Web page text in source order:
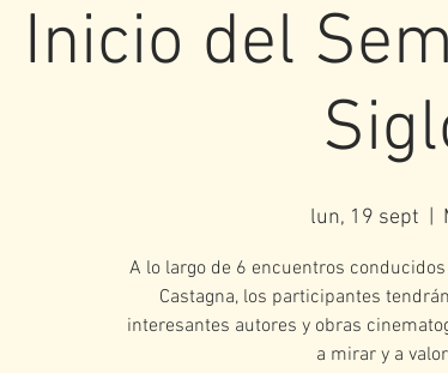
Inicio del
lun, 19 sept
A lo largo de 6 encuentros
Castagna, los participantes
interesantes autores y obras
a mirar y a